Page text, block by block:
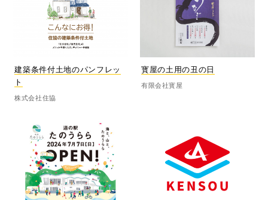
建築条件付土地のパンフレッ
ト
株式会社住協
寳屋の土用の丑の日
有限会社寳屋